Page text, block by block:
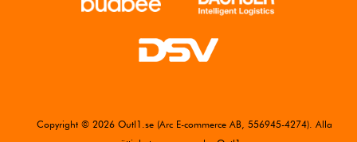
Copyright © 2026 Outl1.se (Arc E-commerce AB, 556945-4274). Alla